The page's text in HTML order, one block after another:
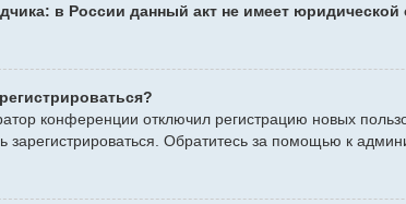
в России данный акт не имеет юридической
конференции отключил регистрацию новых
зарегистрироваться. Обратитесь за помощью к